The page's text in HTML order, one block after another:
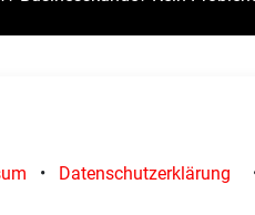
• Datenschutzerklärung